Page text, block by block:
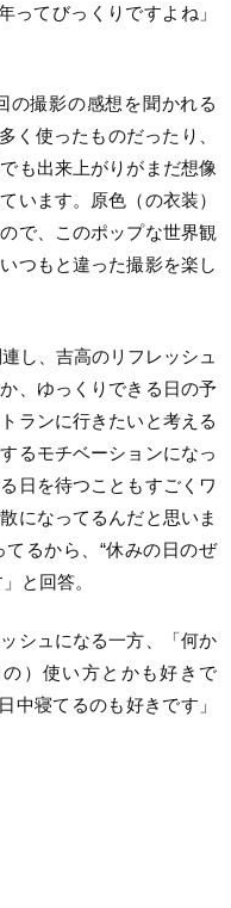
ってびっくりですよね」
の撮影の感想を聞かれる
く使ったものだったり、
も出来上がりがまだ想像
います。原色（の衣装）
で、このポップな世界観
つもと違った撮影を楽し
し、吉高のリフレッシュ
、ゆっくりできる日の予
ランに行きたいと考える
るモチベーションになっ
日を待つこともすごくワ
になってるんだと思いま
るから、“休みの日のぜ
と回答。
シュになる一方、「何か
）使い方とかも好きで
中寝てるのも好きです」